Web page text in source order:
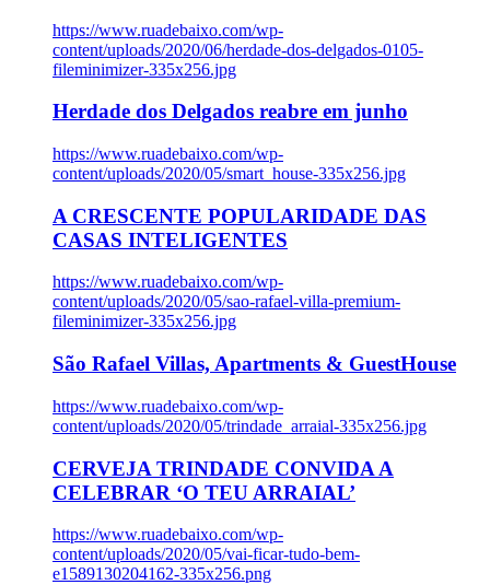
https://www.ruadebaixo.com/wp-
content/uploads/2020/06/herdade-dos-delgados-0105-
fileminimizer-335x256.jpg
Herdade dos Delgados reabre em junho
https://www.ruadebaixo.com/wp-
content/uploads/2020/05/smart_house-335x256.jpg
A CRESCENTE POPULARIDADE DAS
CASAS INTELIGENTES
https://www.ruadebaixo.com/wp-
content/uploads/2020/05/sao-rafael-villa-premium-
fileminimizer-335x256.jpg
São Rafael Villas, Apartments & GuestHouse
https://www.ruadebaixo.com/wp-
content/uploads/2020/05/trindade_arraial-335x256.jpg
CERVEJA TRINDADE CONVIDA A
CELEBRAR ‘O TEU ARRAIAL’
https://www.ruadebaixo.com/wp-
content/uploads/2020/05/vai-ficar-tudo-bem-
e1589130204162-335x256.png